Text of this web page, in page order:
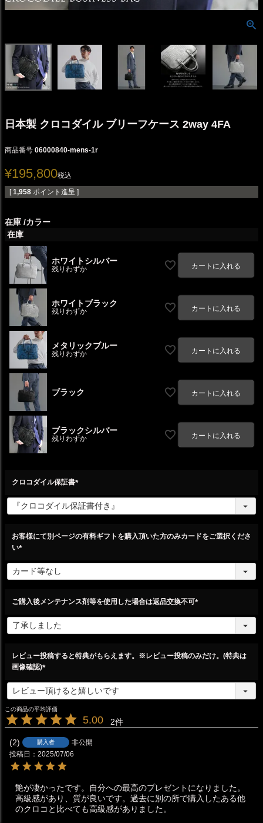
日本製 クロコダイル ブリーフケース 2way 4FA
商品番号 06000840-mens-1r
¥195,800税込
[ 1,958 ポイント進呈 ]
在庫 カラー
在庫
ホワイトシルバー
残りわずか カートに入れる
ホワイトブラック
残りわずか カートに入れる
メタリックブルー
残りわずか カートに入れる
ブラック カートに入れる
ブラックシルバー
残りわずか カートに入れる
クロコダイル保証書
必
須
お客様にて別ページの有料ギフトを購入頂いた方のみカードをご選択くださ
い
必
須
ご購入後メンテナンス剤等を使用した場合は返品交換不可
須
レビュー投稿すると特典がもらえます。※レビュー投稿のみだけ。(特典は
画像確認)
必
須
)
5.00 2
2 購入者
非公開
投稿日
2025/07/06
艶が凄かったです。自分への最高のプレゼントになりました。
高級感があり、質が良いです。過去に別の所で購入したある他
のクロコと比べても高級感がありました。